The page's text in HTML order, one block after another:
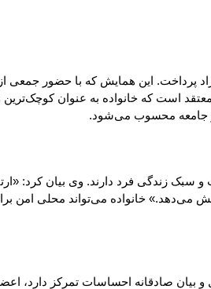
پرداخت. این همایش که با حضور جمعی از
است که خانواده به عنوان کوچک‌ترین
جامعه محسوب می‌شود.
سبک زندگی فرد دارند. وی بیان کرد:
می‌دهد.» خانواده می‌تواند محلی امن
و بیان صادقانه احساسات تمرکز دارد،